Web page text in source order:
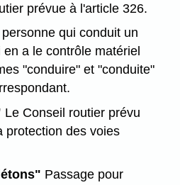
prévue à l'article 326.
personne qui conduit un
a le contrôle matériel
"conduire" et "conduite"
Le Conseil routier prévu
protection des voies
Passage pour